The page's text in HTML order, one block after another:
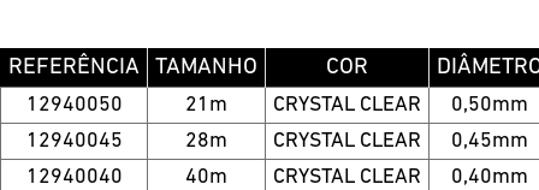
REFERÊNCIA TAMANHO COR
12940050 21m CRYSTAL CLEAR
0,50mm
12940045
28m CRYSTAL CLEAR
0,45mm
12940040
40m CRYSTAL CLEAR
0,40mm